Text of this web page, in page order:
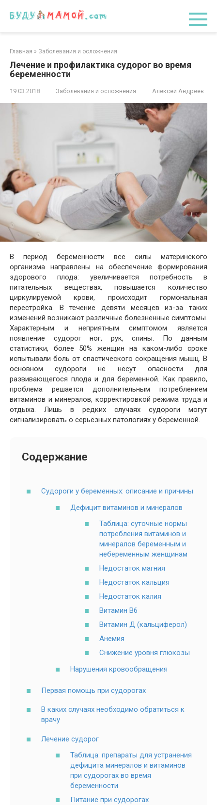
Главная » Заболевания и осложнения
Лечение и профилактика судорог во время
беременности
19.03.2018 Заболевания и осложнения Алексей Андреев
В период беременности все силы материнского
организма направлены на обеспечение формирования
здорового плода: увеличивается потребность в
питательных веществах, повышается количество
циркулируемой крови, происходит гормональная
перестройка. В течение девяти месяцев из-за таких
изменений возникают различные болезненные симптомы.
Характерным и неприятным симптомом является
появление судорог ног, рук, спины. По данным
статистики, более 50% женщин на каком-либо сроке
испытывали боль от спастического сокращения мышц. В
основном судороги не несут опасности для
развивающегося плода и для беременной. Как правило,
проблема решается дополнительным потреблением
витаминов и минералов, корректировкой режима труда и
отдыха. Лишь в редких случаях судороги могут
сигнализировать о серьёзных патологиях у беременной.
Содержание
Судороги у беременных: описание и причины
Дефицит витаминов и минералов
Таблица: суточные нормы
потребления витаминов и
минералов беременным и
небеременным женщинам
Недостаток магния
Недостаток кальция
Недостаток калия
Витамин В6
Витамин Д (кальциферол)
Анемия
Снижение уровня глюкозы
Нарушения кровообращения
Первая помощь при судорогах
В каких случаях необходимо обратиться к
врачу
Лечение судорог
Таблица: препараты для устранения
дефицита минералов и витаминов
при судорогах во время
беременности
Питание при судорогах